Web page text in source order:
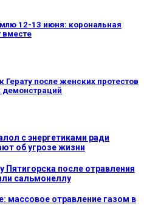
12-13 июня: корональная
вместе
Герату после женских протестов
демонстраций
с энергетиками ради
об угрозе жизни
Пятигорска после отравления
сальмонеллу
массовое отравление газом в